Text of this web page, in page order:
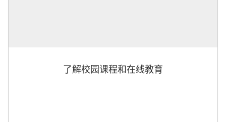
了解校园课程和在线教育